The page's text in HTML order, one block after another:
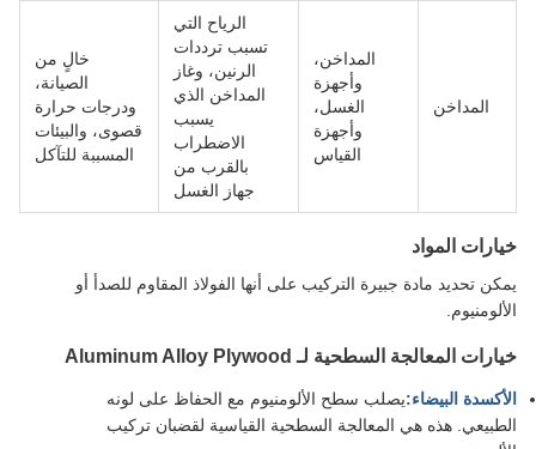
المداخن
المداخن،
وأجهزة
الغسل،
وأجهزة
القياس
الرياح التي
تسبب ترددات
الرنين، وغاز
المداخن الذي
يسبب
الاضطراب
بالقرب من
جهاز الغسل
خالٍ من
الصيانة،
ودرجات حرارة
قصوى، والبيئات
المسببة للتآكل
خيارات المواد
يمكن تحديد مادة جبيرة التركيب على أنها الفولاذ المقاوم للصدأ أو
الألومنيوم.
خيارات المعالجة السطحية لـ Aluminum Alloy Plywood
الأكسدة البيضاء:يصلب سطح الألومنيوم مع الحفاظ على لونه
الطبيعي. هذه هي المعالجة السطحية القياسية لقضبان تركيب